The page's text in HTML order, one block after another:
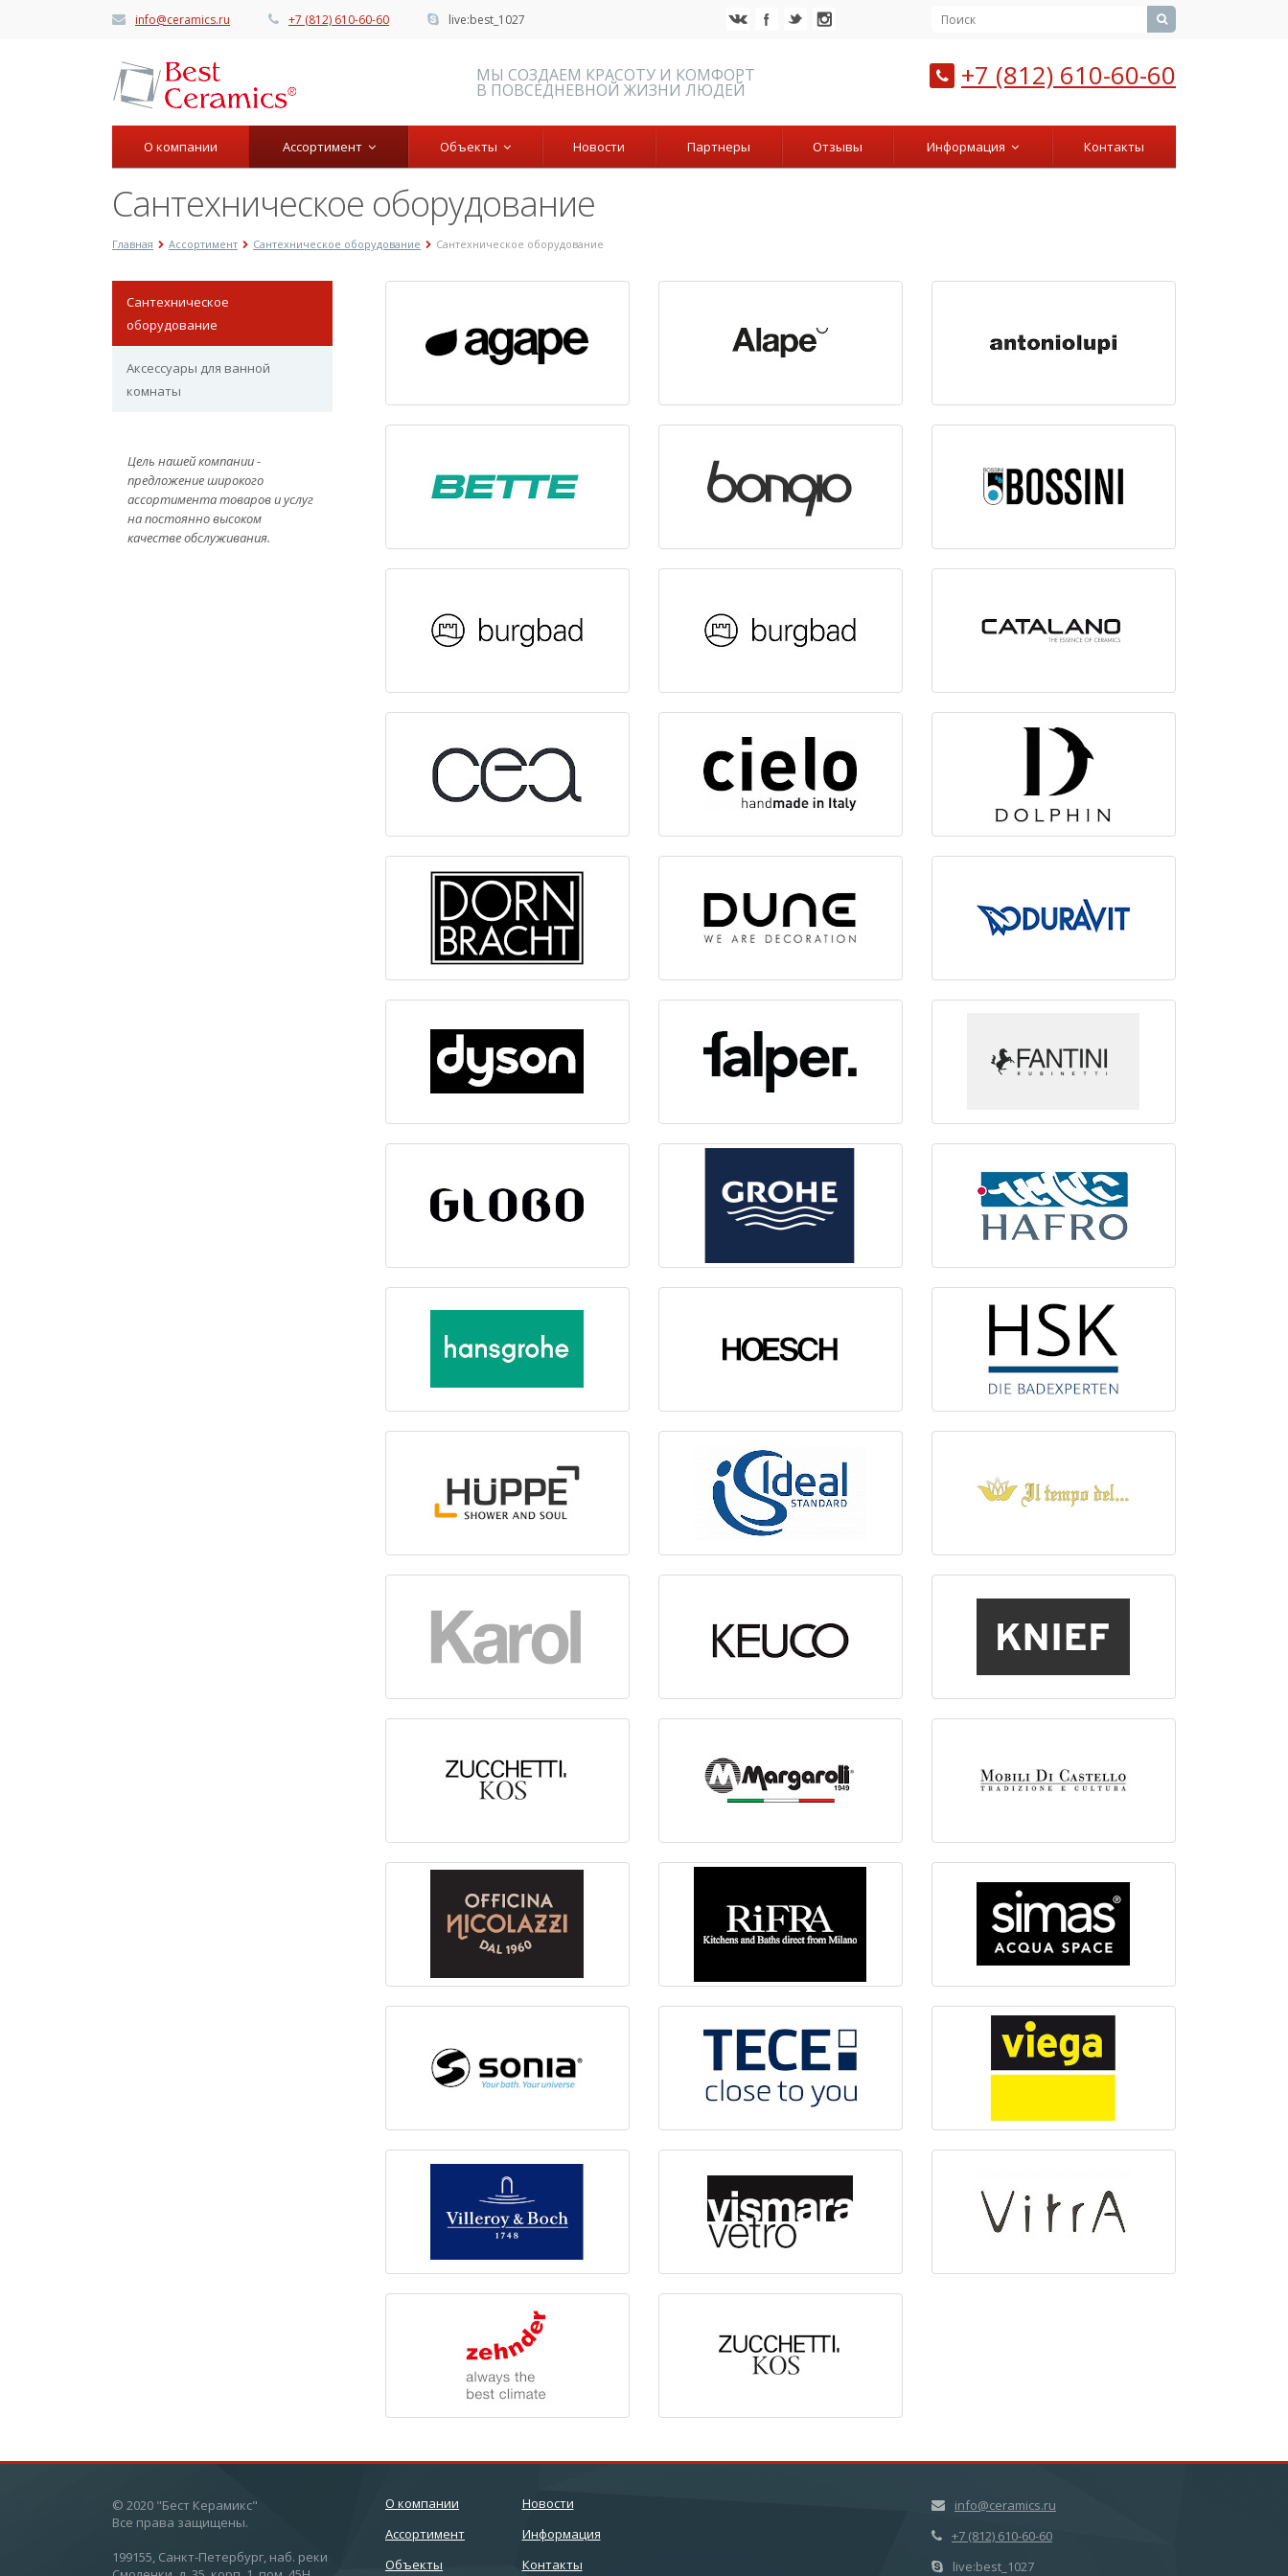
info@ceramics.ru +7 (812) 610-60-60 live:best_1027
МЫ СОЗДАЕМ КРАСОТУ И КОМФОРТ
В ПОВСЕДНЕВНОЙ ЖИЗНИ ЛЮДЕЙ +7 (812) 610-60-60
О компании Ассортимент Объекты Новости Партнеры Отзывы Информация Контакты
Сантехническое оборудование
Главная Ассортимент Сантехническое оборудование Сантехническое оборудование
Сантехническое
оборудование
Аксессуары для ванной
комнаты
Цель нашей компании -
предложение широкого
ассортимента товаров и услуг
на постоянно высоком
качестве обслуживания.
© 2020 "Бест Керамикс"
Все права защищены.
199155, Санкт-Петербург, наб. реки
О компании
Ассортимент
Объекты
Новости
Информация
Контакты
info@ceramics.ru
+7 (812) 610-60-60
live:best_1027